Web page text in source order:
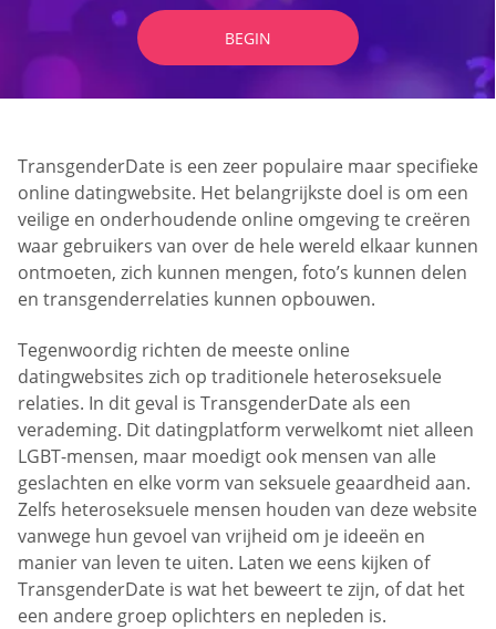
BEGIN
TransgenderDate is een zeer populaire maar specifieke
online datingwebsite. Het belangrijkste doel is om een
veilige en onderhoudende online omgeving te creëren
waar gebruikers van over de hele wereld elkaar kunnen
ontmoeten, zich kunnen mengen, foto’s kunnen delen
en transgenderrelaties kunnen opbouwen.
Tegenwoordig richten de meeste online
datingwebsites zich op traditionele heteroseksuele
relaties. In dit geval is TransgenderDate als een
verademing. Dit datingplatform verwelkomt niet alleen
LGBT-mensen, maar moedigt ook mensen van alle
geslachten en elke vorm van seksuele geaardheid aan.
Zelfs heteroseksuele mensen houden van deze website
vanwege hun gevoel van vrijheid om je ideeën en
manier van leven te uiten. Laten we eens kijken of
TransgenderDate is wat het beweert te zijn, of dat het
een andere groep oplichters en nepleden is.